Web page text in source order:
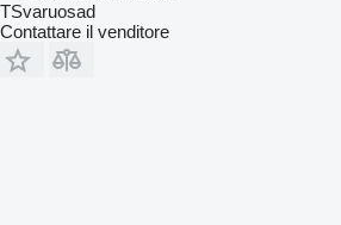
TSvaruosad
Contattare il venditore